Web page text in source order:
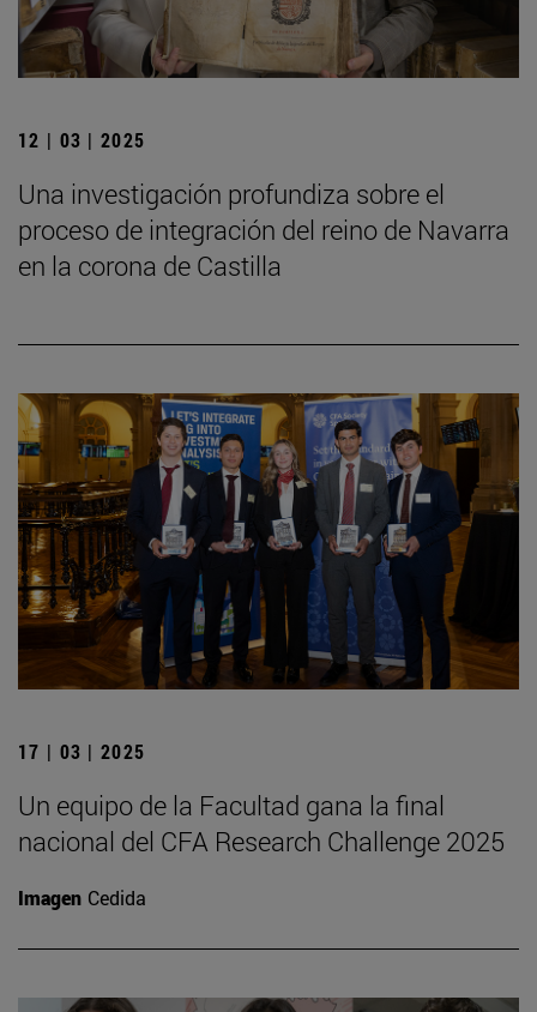
12 | 03 | 2025
Una investigación profundiza sobre el
proceso de integración del reino de Navarra
en la corona de Castilla
17 | 03 | 2025
Un equipo de la Facultad gana la final
nacional del CFA Research Challenge 2025
Imagen Cedida